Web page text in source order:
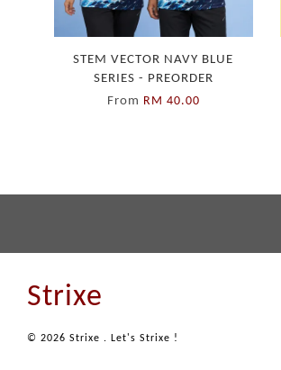
STEM VECTOR NAVY BLUE
SERIES - PREORDER
From
RM 40.00
Strixe
© 2026 Strixe . Let's Strixe !